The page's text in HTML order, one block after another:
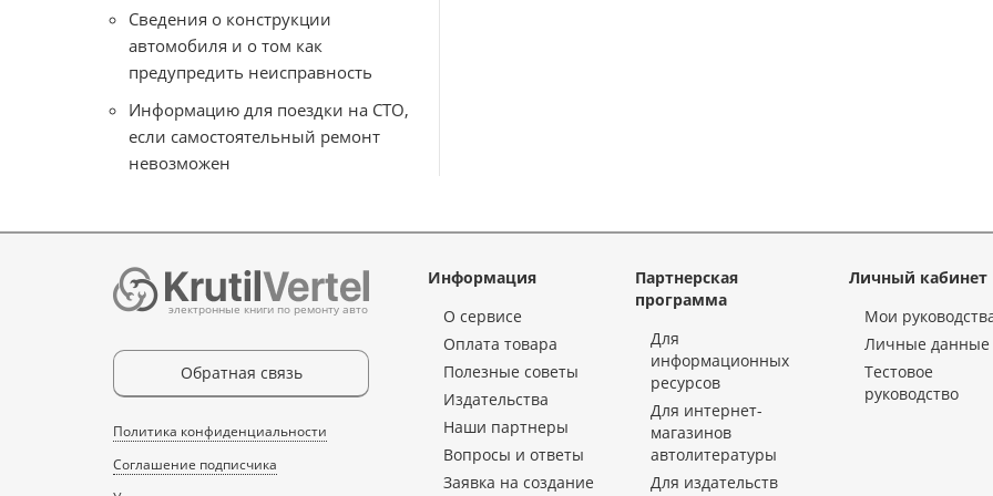
Сведения о конструкции
автомобиля и о том как
предупредить неисправность
Информацию для поездки на СТО,
если самостоятельный ремонт
невозможен
электронные книги по ремонту авто
Обратная связь
Политика конфиденциальности
Соглашение подписчика
Информация
О сервисе
Оплата товара
Полезные советы
Издательства
Наши партнеры
Вопросы и ответы
Заявка на создание
Партнерская
программа
Для
информационных
ресурсов
Для интернет-
магазинов
автолитературы
Для издательств
Личный кабинет
Мои
Личные данные
Тестовое
руководство